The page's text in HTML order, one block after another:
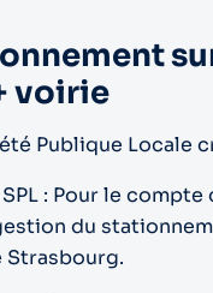
voirie
Publique Locale
: Pour le compte
du
Strasbourg.